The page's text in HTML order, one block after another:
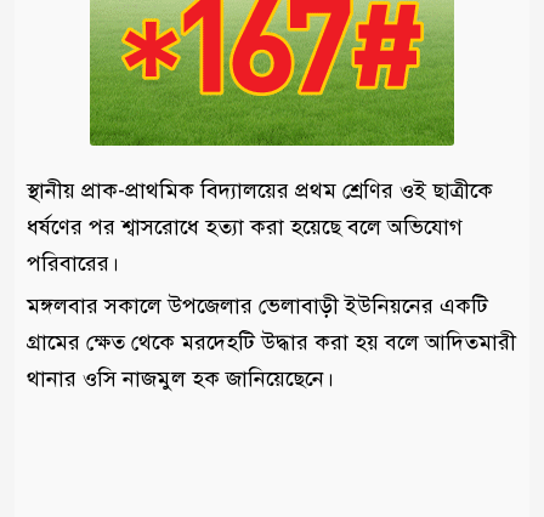
স্থানীয় প্রাক-প্রাথমিক বিদ্যালয়ের প্রথম শ্রেণির ওই ছাত্রীকে
ধর্ষণের পর শ্বাসরোধে হত্যা করা হয়েছে বলে অভিযোগ
পরিবারের।
মঙ্গলবার সকালে উপজেলার ভেলাবাড়ী ইউনিয়নের একটি
গ্রামের ক্ষেত থেকে মরদেহটি উদ্ধার করা হয় বলে আদিতমারী
থানার ওসি নাজমুল হক জানিয়েছেনে।